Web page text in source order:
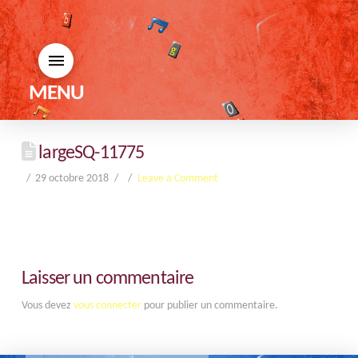
MENU
largeSQ-11775
29 octobre 2018 Leave a Comment
Laisser un commentaire
Vous devez vous connecterpour publier un commentaire.